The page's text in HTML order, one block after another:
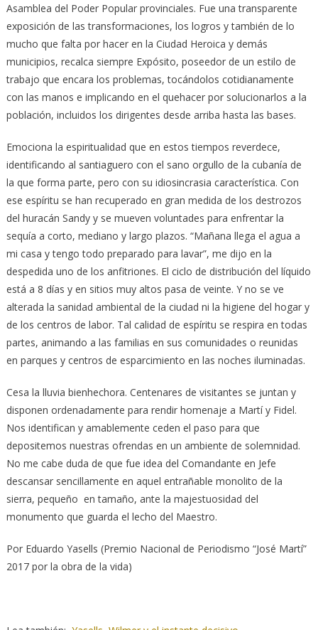
Asamblea del Poder Popular provinciales. Fue una transparente
exposición de las transformaciones, los logros y también de lo
mucho que falta por hacer en la Ciudad Heroica y demás
municipios, recalca siempre Expósito, poseedor de un estilo de
trabajo que encara los problemas, tocándolos cotidianamente
con las manos e implicando en el quehacer por solucionarlos a la
población, incluidos los dirigentes desde arriba hasta las bases.
Emociona la espiritualidad que en estos tiempos reverdece,
identificando al santiaguero con el sano orgullo de la cubanía de
la que forma parte, pero con su idiosincrasia característica. Con
ese espíritu se han recuperado en gran medida de los destrozos
del huracán Sandy y se mueven voluntades para enfrentar la
sequía a corto, mediano y largo plazos. “Mañana llega el agua a
mi casa y tengo todo preparado para lavar”, me dijo en la
despedida uno de los anfitriones. El ciclo de distribución del líquido
está a 8 días y en sitios muy altos pasa de veinte. Y no se ve
alterada la sanidad ambiental de la ciudad ni la higiene del hogar y
de los centros de labor. Tal calidad de espíritu se respira en todas
partes, animando a las familias en sus comunidades o reunidas
en parques y centros de esparcimiento en las noches iluminadas.
Cesa la lluvia bienhechora. Centenares de visitantes se juntan y
disponen ordenadamente para rendir homenaje a Martí y Fidel.
Nos identifican y amablemente ceden el paso para que
depositemos nuestras ofrendas en un ambiente de solemnidad.
No me cabe duda de que fue idea del Comandante en Jefe
descansar sencillamente en aquel entrañable monolito de la
sierra, pequeño en tamaño, ante la majestuosidad del
monumento que guarda el lecho del Maestro.
Por Eduardo Yasells (Premio Nacional de Periodismo “José Martí”
2017 por la obra de la vida)